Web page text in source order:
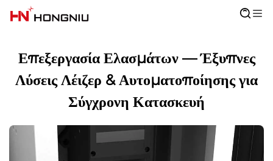
Επεξεργασία Ελασμάτων — Έξυπνες
Λύσεις Λέιζερ & Αυτοματοποίησης για
Σύγχρονη Κατασκευή